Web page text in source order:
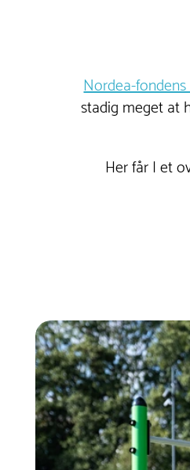
Nordea-
stadig meget at
Her får I et